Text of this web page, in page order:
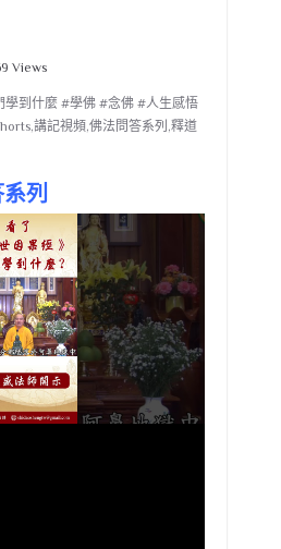
Views
學到什麼 #學佛 #念佛 #人生感悟
講記視頻,佛法問答系列,釋道
列